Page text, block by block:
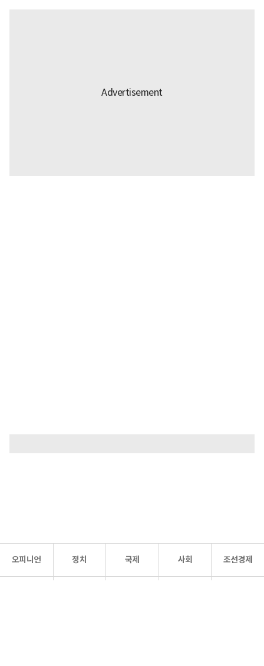
오피니언 정치 국제 사회 조선경제